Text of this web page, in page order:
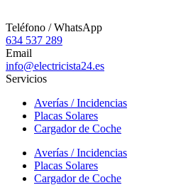
Teléfono / WhatsApp
634 537 289
Email
info@electricista24.es
Servicios
Averías / Incidencias
Placas Solares
Cargador de Coche
Averías / Incidencias
Placas Solares
Cargador de Coche